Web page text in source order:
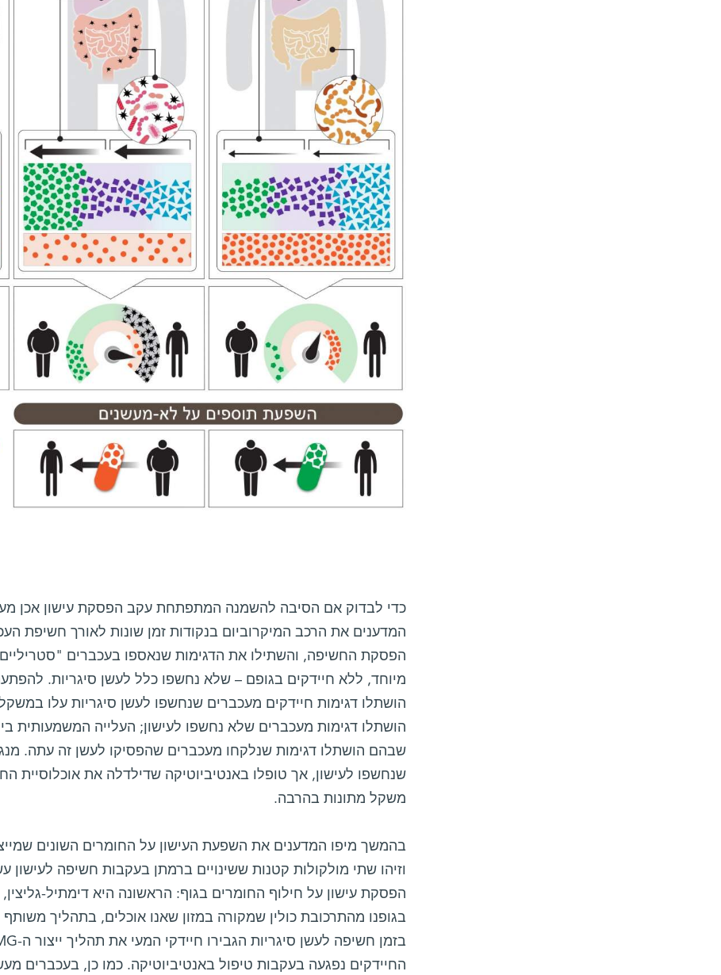
כדי לבדוק אם הסיבה להשמנה המתפתחת עקב הפסקת עישון אכן
המדענים את הרכב המיקרוביום בנקודות זמן שונות לאורך חשיפת
הפסקת החשיפה, והשתילו את הדגימות שנאספו בעכברים
מיוחד, ללא חיידקים בגופם – שלא נחשפו כלל לעשן סיגריות.
הושתלו דגימות חיידקים מעכברים שנחשפו לעשן סיגריות עלו
הושתלו דגימות מעכברים שלא נחשפו לעישון; העלייה המשמעותית
שבהם הושתלו דגימות שנלקחו מעכברים שהפסיקו לעשן זה עתה.
שנחשפו לעישון, אך טופלו באנטיביוטיקה שדילדלה את אוכלוסיית
משקל מתונות בהרבה.
בהמשך מיפו המדענים את השפעת העישון על החומרים השונים
וזיהו שתי מולקולות קטנות ששינויים ברמתן בעקבות חשיפה
בגופנו מהתרכובת כולין שמקורה במזון שאנו אוכלים, בתהליך
החיידקים נפגעה בעקבות טיפול באנטיביוטיקה. כמו כן, בעכברים